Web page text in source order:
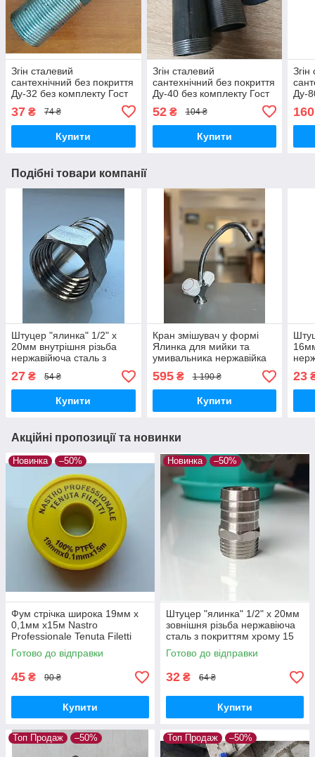
Згін сталевий
сантехнічний без покриття
Ду-32 без комплекту Гост
8969-75 фітинг сталевий
37 ₴ 74 ₴
Купити
Згін сталевий
сантехнічний без покриття
Ду-40 без комплекту Гост
8969-75 фітинг сталевий
52₴ 104 ₴
Купити
Ду-
160
Подібні товари компанії
Штуцер "ялинка" 1/2" х
20мм внутрішня різьба
нержавійюча сталь з
покриттям хрому 15 мкм
27 ₴ 54 ₴
Купити
Кран змішувач у формі
Ялинка для мийки та
умивальника нержавійка
на гайці дворучковий
водорозбірний Зм-
УмДЦБр арт. СЕ11У1Х1
595₴ 1 190 ₴
Купити
23
Акційні пропозиції та новинки
Новинка –50%
Фум стрічка широка 19мм х
0,1мм х15м Nastro
Professionale Tenuta Filetti
для ущільнення різьби в
системах газо- та
водопостачання
Готово до відправки
45 ₴ 90 ₴
Купити
Новинка –50%
Штуцер "ялинка" 1/2" х 20мм
зовнішня різьба нержавіюча
сталь з покриттям хрому 15
мкм
Готово до відправки
32 ₴ 64 ₴
Купити
Топ Продаж –50% Топ Продаж –50%